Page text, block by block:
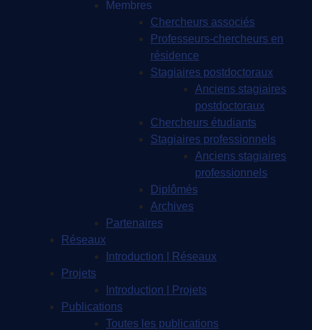
Membres
Chercheurs associés
Professeurs-chercheurs en
résidence
Stagiaires postdoctoraux
Anciens stagiaires
postdoctoraux
Chercheurs étudiants
Stagiaires professionnels
Anciens stagiaires
professionnels
Diplômés
Archives
Partenaires
Réseaux
Introduction | Réseaux
Projets
Introduction | Projets
Publications
Toutes les publications